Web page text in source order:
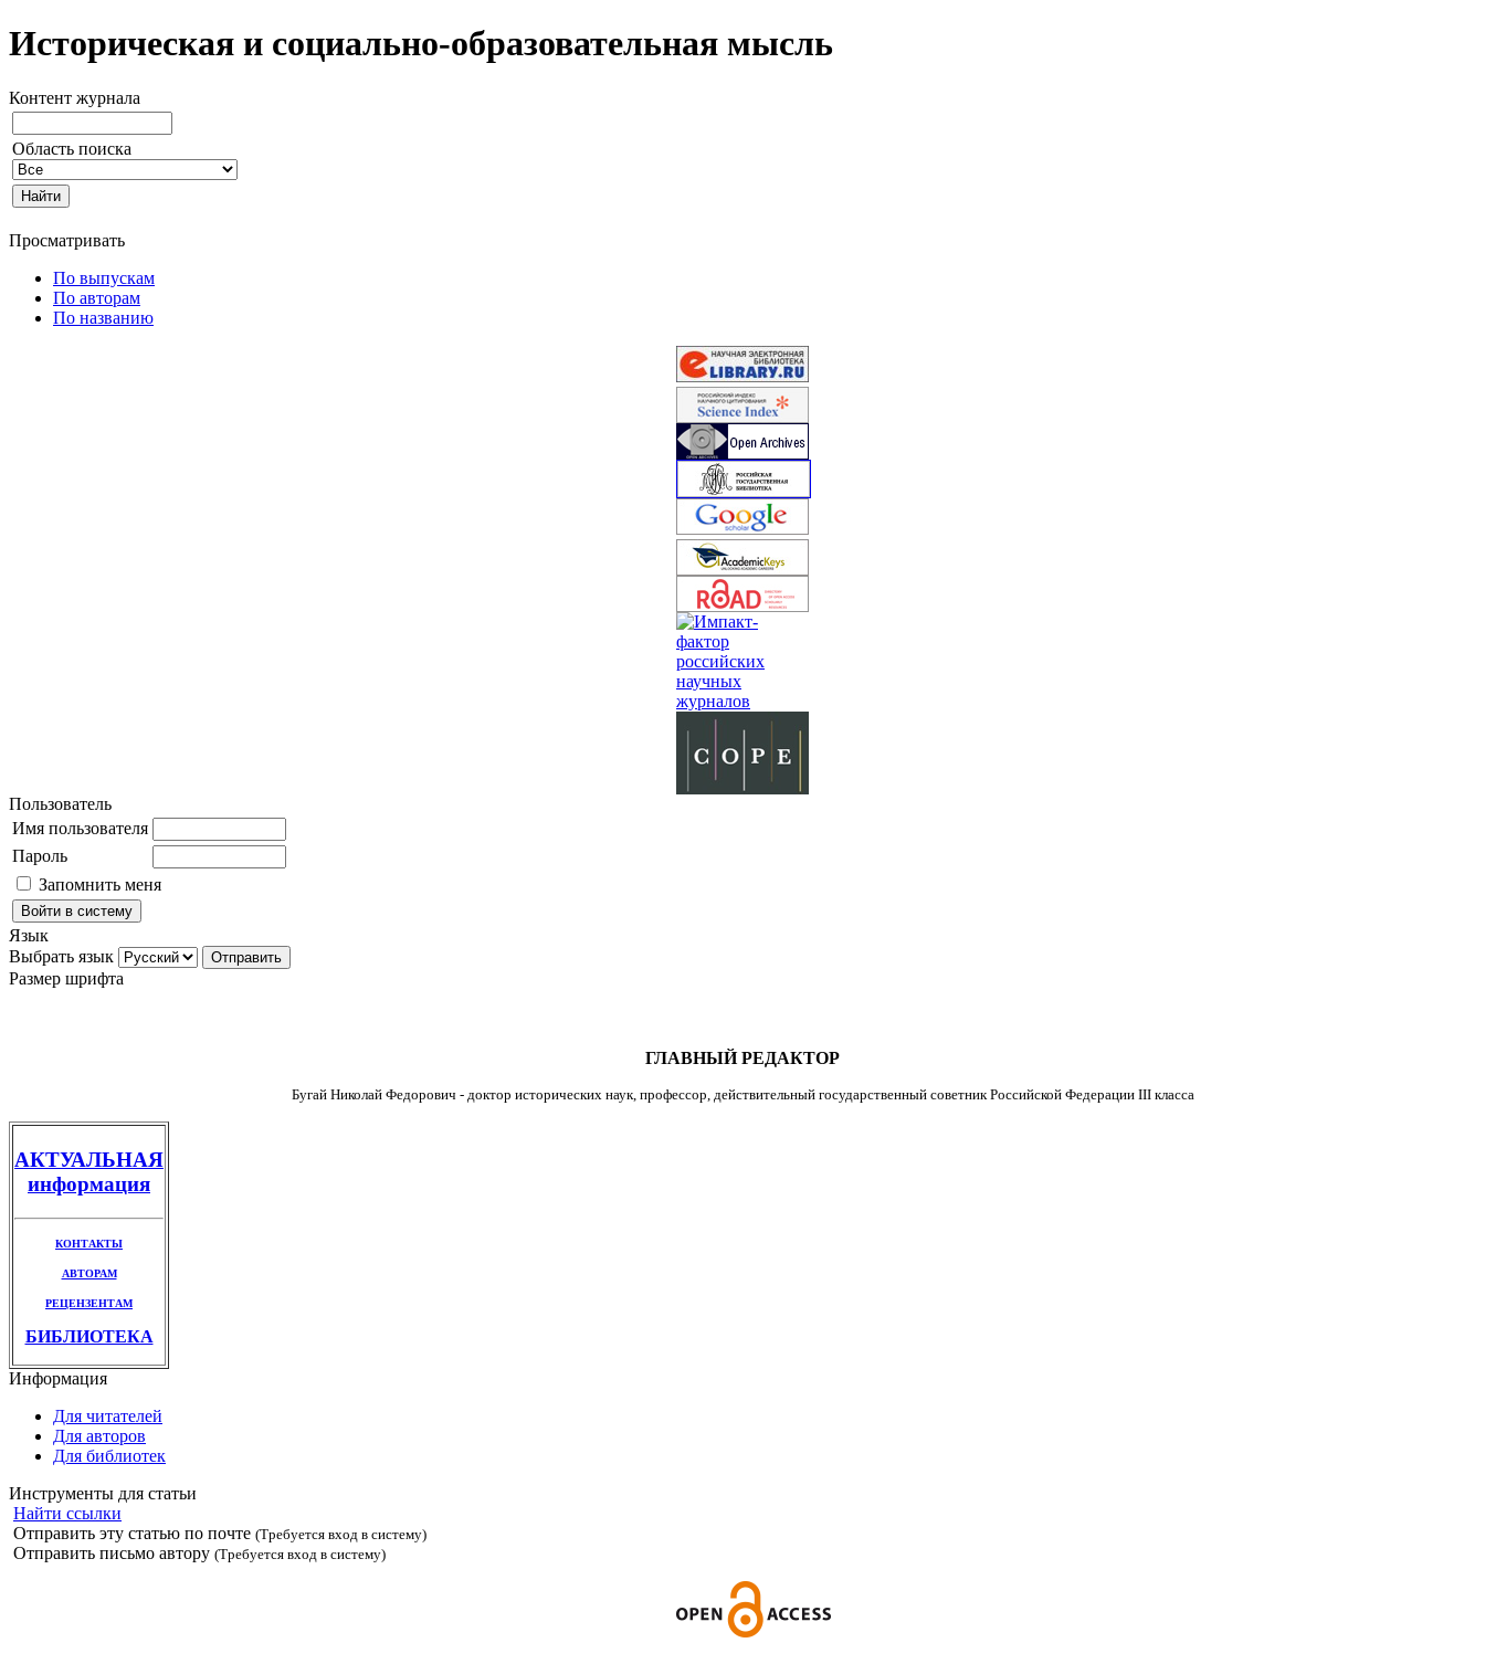
Историческая и социально-образовательная мысль
Контент журнала
Область поиска
Просматривать
По выпускам
По авторам
По названию
Пользователь
Имя пользователя
Пароль
Запомнить меня
Язык
Выбрать язык
Размер шрифта
ГЛАВНЫЙ РЕДАКТОР
Бугай Николай Федорович - доктор исторических наук, профессор, действительный государственный советник Российской Федерации III класса
АКТУАЛЬНАЯ
информация
КОНТАКТЫ
АВТОРАМ
РЕЦЕНЗЕНТАМ
БИБЛИОТЕКА
Информация
Для читателей
Для авторов
Для библиотек
Инструменты для статьи
Найти ссылки
Отправить эту статью по почте (Требуется вход в систему)
Отправить письмо автору (Требуется вход в систему)